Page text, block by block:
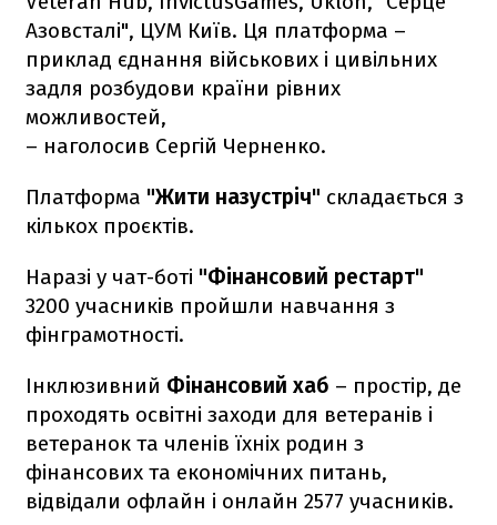
Азовсталі", ЦУМ Київ. Ця платформа –
приклад єднання військових і цивільних
задля розбудови країни рівних
можливостей,
– наголосив Сергій Черненко.
Платформа "Жити назустріч" складається з
кількох проєктів.
Наразі у чат-боті "Фінансовий рестарт"
3200 учасників пройшли навчання з
фінграмотності.
Інклюзивний Фінансовий хаб – простір, де
проходять освітні заходи для ветеранів і
ветеранок та членів їхніх родин з
фінансових та економічних питань,
відвідали офлайн і онлайн 2577 учасників.